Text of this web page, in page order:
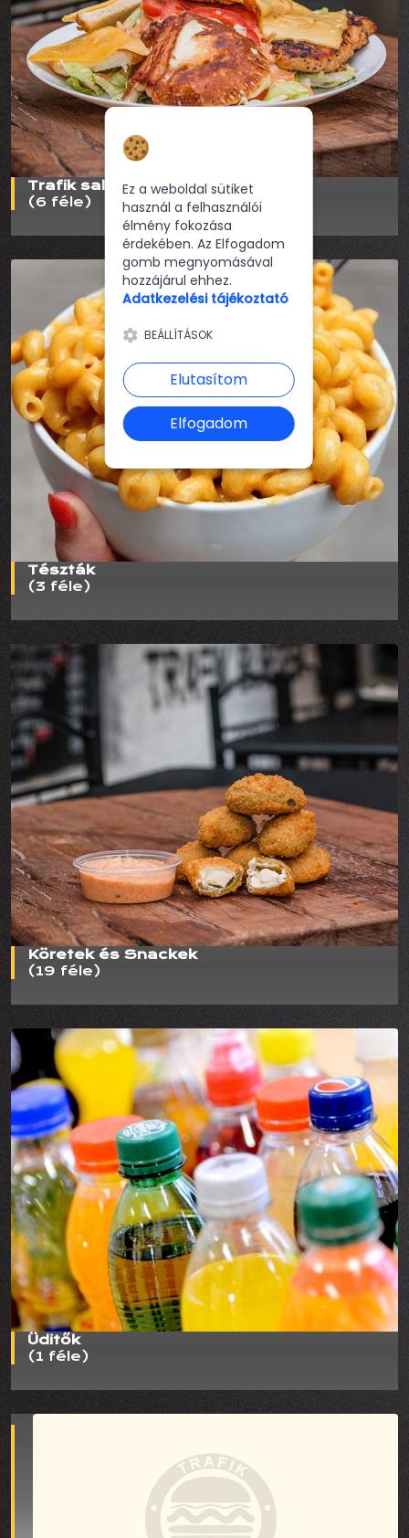
Trafik saláták
(6 féle)
Tészták
(3 féle)
Köretek és Snackek
(19 féle)
Üditők
(1 féle)
Ez a weboldal sütiket
használ a felhasználói
élmény fokozása
érdekében. Az Elfogadom
gomb megnyomásával
hozzájárul ehhez.
Adatkezelési tájékoztató
BEÁLLÍTÁSOK
Elutasítom
Elfogadom